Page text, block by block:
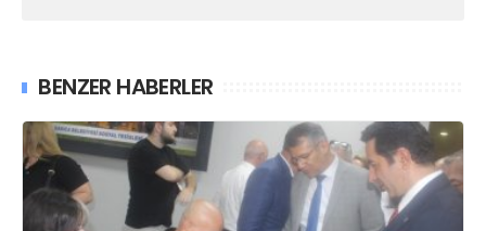
BENZER HABERLER